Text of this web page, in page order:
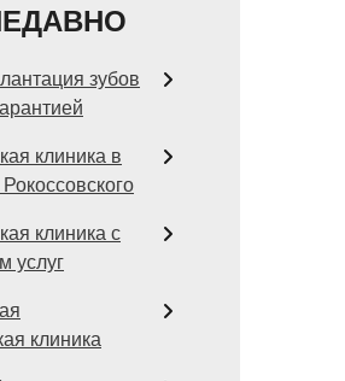
зубов
клиника в
клиника с
услуг
клиника